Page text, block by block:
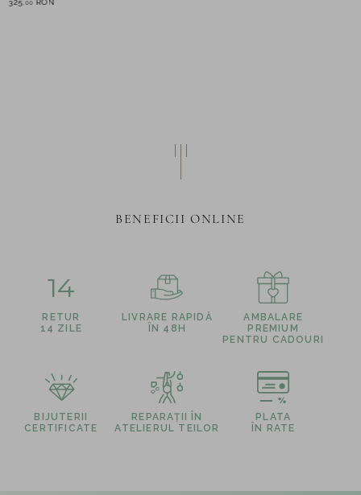
325 00 RON
BENEFICII ONLINE
14
RETUR
14 ZILE
LIVRARE RAPIDĂ
ÎN 48H
AMBALARE
PREMIUM
PENTRU CADOURI
BIJUTERII
CERTIFICATE
REPARAȚII ÎN
ATELIERUL TEILOR
PLATA
ÎN RATE